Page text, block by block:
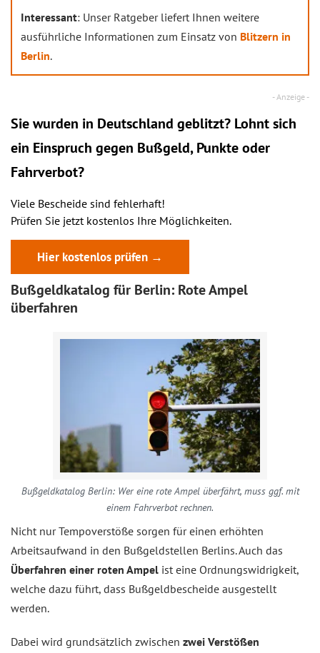
Interessant: Unser Ratgeber liefert Ihnen weitere
ausführliche Informationen zum Einsatz von Blitzern in
Berlin.
Sie wurden in Deutschland geblitzt? Lohnt sich
ein Einspruch gegen Bußgeld, Punkte oder
Fahrverbot?
Viele Bescheide sind fehlerhaft!
Prüfen Sie jetzt kostenlos Ihre Möglichkeiten.
Hier kostenlos prüfen →
Bußgeldkatalog für Berlin: Rote Ampel
überfahren
Bußgeldkatalog Berlin: Wer eine rote Ampel überfährt, muss ggf. mit
einem Fahrverbot rechnen.
Nicht nur Tempoverstöße sorgen für einen erhöhten
Arbeitsaufwand in den Bußgeldstellen Berlins. Auch das
Überfahren einer roten Ampel ist eine Ordnungswidrigkeit,
welche dazu führt, dass Bußgeldbescheide ausgestellt
werden.
Dabei wird grundsätzlich zwischen zwei Verstößen